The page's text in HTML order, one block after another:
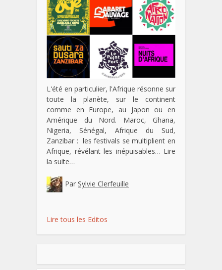
L'été en particulier, l'Afrique résonne sur
toute la planète, sur le continent
comme en Europe, au Japon ou en
Amérique du Nord. Maroc, Ghana,
Nigeria, Sénégal, Afrique du Sud,
Zanzibar : les festivals se multiplient en
Afrique, révélant les inépuisables… Lire
la suite…
Par Sylvie Clerfeuille
Lire tous les Editos